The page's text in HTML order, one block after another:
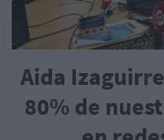
Aida
80% de